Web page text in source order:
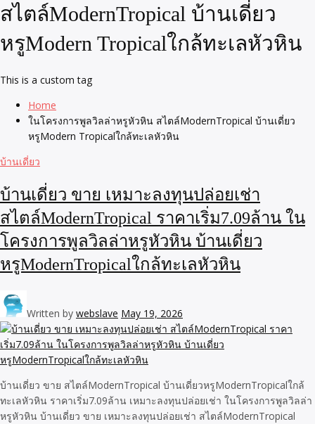
สไตล์ModernTropical บ้านเดี่ยว
หรูModern Tropicalใกล้ทะเลหัวหิน
This is a custom tag
Home
ในโครงการพูลวิลล่าหรูหัวหิน สไตล์ModernTropical บ้านเดี่ยว
หรูModern Tropicalใกล้ทะเลหัวหิน
บ้านเดี่ยว
บ้านเดี่ยว ขาย เหมาะลงทุนปล่อยเช่า
สไตล์ModernTropical ราคาเริ่ม7.09ล้าน ใน
โครงการพูลวิลล่าหรูหัวหิน บ้านเดี่ยว
หรูModernTropicalใกล้ทะเลหัวหิน
Written by webslave May 19, 2026
บ้านเดี่ยว ขาย สไตล์ModernTropical บ้านเดี่ยวหรูModernTropicalใกล้
ทะเลหัวหิน ราคาเริ่ม7.09ล้าน เหมาะลงทุนปล่อยเช่า ในโครงการพูลวิลล่า
หรูหัวหิน บ้านเดี่ยว ขาย เหมาะลงทุนปล่อยเช่า สไตล์ModernTropical